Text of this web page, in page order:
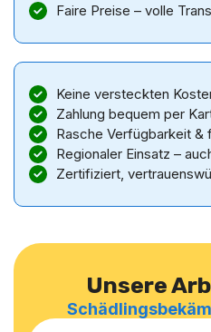
Faire Preise – volle
Keine versteckten
Zahlung bequem per
Rasche Verfügbarkeit &
Regionaler Einsatz –
Zertifiziert,
Unsere